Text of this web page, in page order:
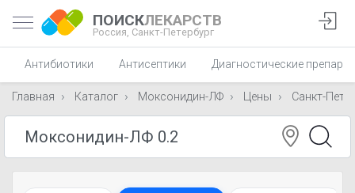
ПОИСКЛЕКАРСТВ
Россия, Санкт-Петербург
Антибиотики Антисептики Диагностические
Главная Каталог Моксонидин-ЛФ Цены Санкт-